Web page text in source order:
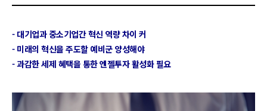
- 대기업과 중소기업간 혁신 역량 차이 커
- 미래의 혁신을 주도할 예비군 양성해야
- 과감한 세제 혜택을 통한 엔젤투자 활성화 필요